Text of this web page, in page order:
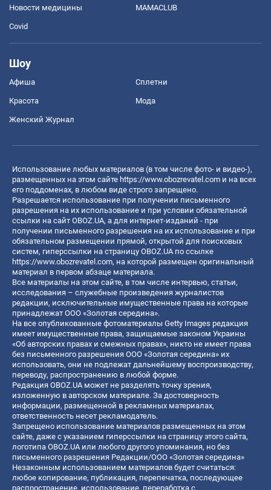
Новости медицины MAMACLUB
Covid
Шоу
Афиша Сплетни
Красота Мода
Женский Журнал
Использование любых материалов (в том числе фото- и видео-),
размещенных на этом сайте https://www.obozrevatel.com и на всех
его поддоменах, в любом виде строго запрещено.
Разрешается использование при получении письменного
разрешения на их использование и при условии обязательной
ссылки на сайт OBOZ.UA, а для интернет-изданий - при
получении письменного разрешения на их использование и при
обязательном размещении прямой, открытой для поисковых
систем, гиперссылки на страницу OBOZ.UA по ссылке
https://www.obozrevatel.com, на которой размещен оригинальный
материал в первом абзаце материала.
Все материалы на этом сайте, в том числе интервью, статьи,
исследования – служебные произведения журналистов
редакции, исключительные имущественные права на которые
принадлежат ООО «Золотая середина».
На все опубликованные фотоматериалы Getty Images редакция
имеет имущественные права, защищаемые законом Украины
«Об авторских правах и смежных правах», никто не имеет права
без письменного разрешения ООО «Золотая середина» их
использовать, они не подлежат дальнейшему воспроизводству,
переводу, распространению в любой форме.
Редакция OBOZ.UA может не разделять точку зрения,
изложенную в авторском материале. За достоверность
информации, размещенной в рекламных материалах,
ответственность несет рекламодатель.
Запрещено использование материалов размещенных на этом
сайте, даже с указанием гиперссылки на страницу этого сайта,
логотипа OBOZ.UA или любого другого упоминания, но без
письменного разрешения Редакции/ООО «Золотая середина»
Незаконным использованием материалов будет считаться:
любое копирование, публикация, перепечатка, последующее
распространение, использование, переработка с